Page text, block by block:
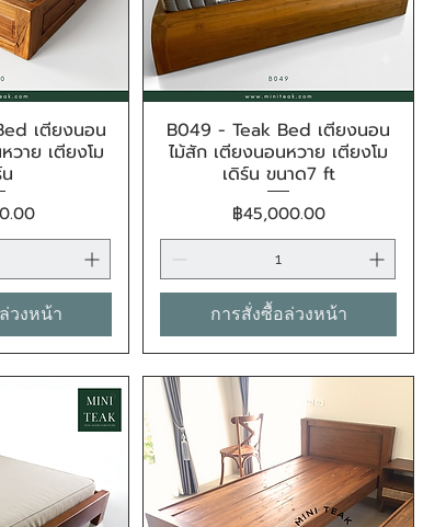
วน เตียงนอน
วาย เตียงโม
คา
วงหน้า
ดูข้อมูลด่วน
B049 - Teak Bed เตียงนอน
ไม้สัก เตียงนอนหวาย เตียงโม
เดิร์น ขนาด7 ft
ราคา
฿45,000.00
การสั่งซื้อล่วงหน้า